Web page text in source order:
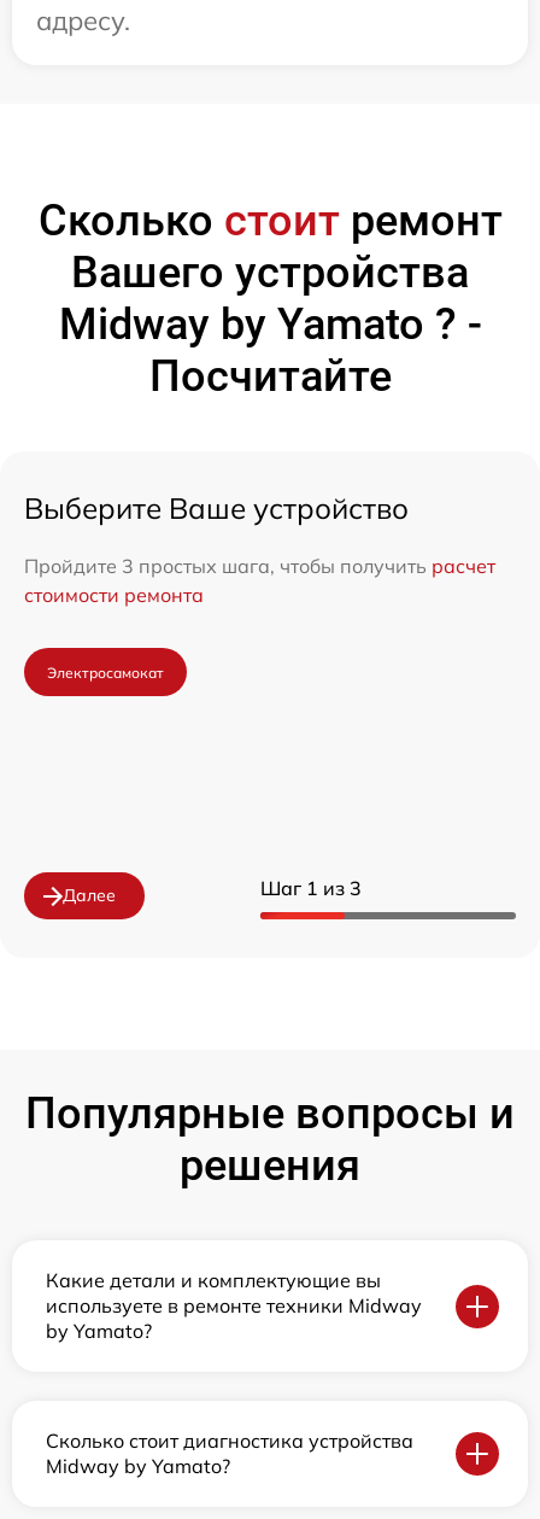
адресу.
Сколько стоитремонт
Вашего устройства
Midway by Yamato ? -
Посчитайте
Шаг 1 из 3
Выберите Ваше устройство
Пройдите 3 простых шага, чтобы получить расчет
стоимости ремонта
Электросамокат
Далее
Популярные вопросы и
решения
Какие детали и комплектующие вы
используете в ремонте техники Midway
by Yamato?
Сколько стоит диагностика устройства
Midway by Yamato?